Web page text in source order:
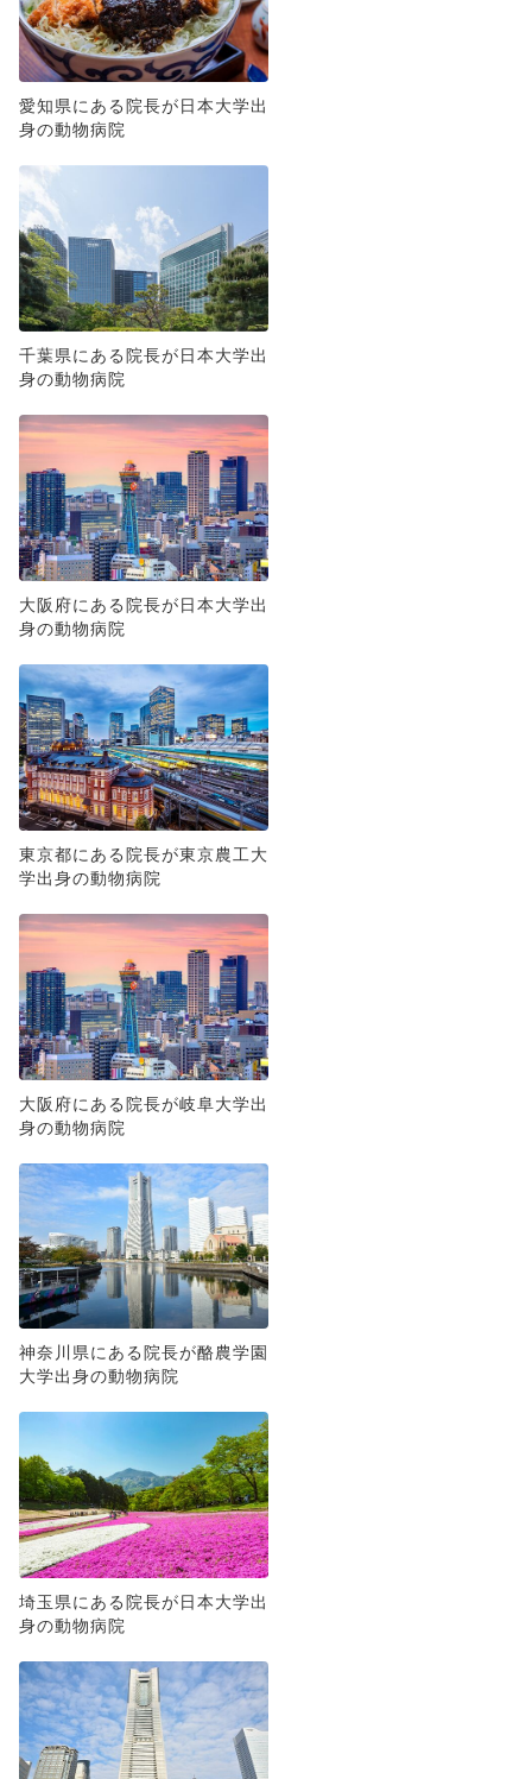
愛知県にある院長が日本大学出
身の動物病院
千葉県にある院長が日本大学出
身の動物病院
大阪府にある院長が日本大学出
身の動物病院
東京都にある院長が東京農工大
学出身の動物病院
大阪府にある院長が岐阜大学出
身の動物病院
神奈川県にある院長が酪農学園
大学出身の動物病院
埼玉県にある院長が日本大学出
身の動物病院